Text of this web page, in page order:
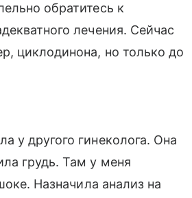
обратитесь к
лечения. Сейчас
циклодинона, но только до
у другого гинеколога. Она
грудь. Там у меня
Назначила анализ на